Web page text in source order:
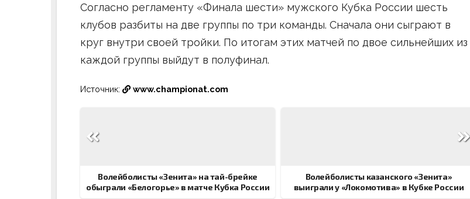
Согласно регламенту «Финала шести» мужского Кубка России шесть
клубов разбиты на две группы по три команды. Сначала они сыграют в
круг внутри своей тройки. По итогам этих матчей по двое сильнейших из
каждой группы выйдут в полуфинал.
Источник: www.championat.com
по
Волейболисты «Зенита» на тай-брейке
обыграли «Белогорье» в матче Кубка России
Волейболисты казанского «Зенита»
выиграли у «Локомотива» в Кубке России